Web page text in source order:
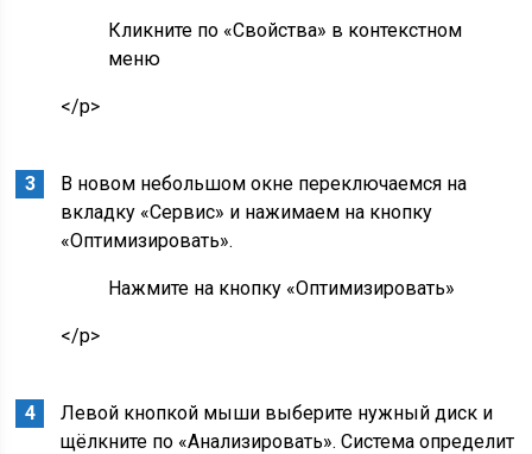
Кликните по «Свойства» в контекстном
меню
</p>
В новом небольшом окне переключаемся на
вкладку «Сервис» и нажимаем на кнопку
«Оптимизировать».
Нажмите на кнопку «Оптимизировать»
</p>
Левой кнопкой мыши выберите нужный диск и
щёлкните по «Анализировать». Система определит